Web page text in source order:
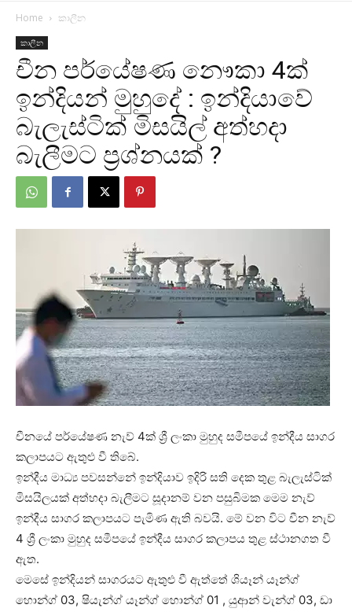
Home කාලීන
කාලීන
චීන පර්යේෂණ නෞකා 4ක්
ඉන්දියන් මුහුදේ : ඉන්දියාවේ
බැලැස්ටික් මිසයිල් අත්හදා
බැලීමට ප්‍රශ්නයක් ?
චීනයේ පර්යේෂණ නැව් 4ක් ශ්‍රී ලංකා මුහුද සමීපයේ ඉන්දීය සාගර
කලාපයට ඇතුළු වී තිබේ.
ඉන්දීය මාධ්‍ය පවසන්නේ ඉන්දියාව ඉදිරි සති දෙක තුළ බැලැස්ටික්
මිසයිලයක් අත්හදා බැලීමට සූදානම් වන පසුබිමක මෙම නැව්
ඉන්දීය සාගර කලාපයට පැමිණ ඇති බවයි. මේ වන විට චීන නැව්
4 ශ්‍රී ලංකා මුහුද සමීපයේ ඉන්දීය සාගර කලාපය තුළ ස්ථානගත වී
ඇත.
මෙසේ ඉන්දියන් සාගරයට ඇතුළු වී ඇත්තේ ශියෑන් යෑන්ග්
හොන්ග් 03, ෂියැන්ග් යෑන්ග් හොන්ග් 01 , යුආන් වැන්ග් 03, ඩා